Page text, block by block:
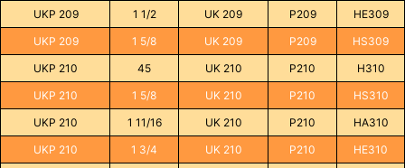
UKP 209
1 1/2 UK 209 P209
HE309
UKP 209
1 5/8 UK 209 P209
HS309
UKP 210
45 UK 210 P210
H310
UKP 210
1 5/8 UK 210 P210
HS310
UKP 210
1 11/16 UK 210 P210
HA310
UKP 210
1 3/4 UK 210 P210
HE310